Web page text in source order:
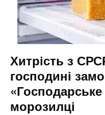
Хитрість з
господині
морозилці